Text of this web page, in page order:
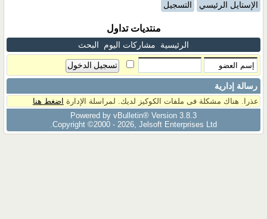
الإستايل الرئيسي التسجيل
منتديات تداول
الرئيسية مشاركات اليوم البحث
رسالة إدارية
عذرا. هناك مشكلة فى ملفات الكوكيز لديك. لمراسلة الإدارة اضغط هنا
Powered by vBulletin® Version 3.8.3
Copyright ©2000 - 2026, Jelsoft Enterprises Ltd.